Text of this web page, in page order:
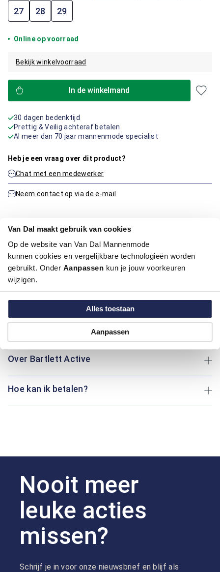
Van Dal maakt gebruik van cookies
Op de website van Van Dal Mannenmode
kunnen cookies en vergelijkbare technologieën worden
gebruikt. Onder Aanpassen kun je jouw voorkeuren
wijzigen.
Alles toestaan
Aanpassen
27 28 29
Online op voorraad
Bekijk winkelvoorraad
In de winkelmand
30 dagen bedenktijd
Prettig & Veilig achteraf betalen
Al meer dan 70 jaar mannenmode specialist
Heb je een vraag over dit product?
Chat met een medewerker
Neem contact op via de e-mail
Productinformatie
Artikelnummer
1016337-20-56
Kleur:
Blauw/Navy
Materiaal:
Pasvorm:
Regular Fit
Motief:
Uni motief
Over Bartlett Active
Hoe kan ik betalen?
Nooit meer
leuke acties
missen?
Schrijf je in voor onze nieuwsbrief en blijf als